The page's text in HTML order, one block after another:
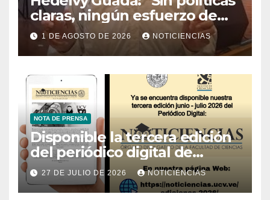
claras, ningún esfuerzo de
conservación rendirá frutos”
1 DE AGOSTO DE 2026 NOTICIENCIAS
NOTA DE PRENSA
Disponible la tercera edición
del periódico digital de
Noticiencias 2026
27 DE JULIO DE 2026 NOTICIENCIAS